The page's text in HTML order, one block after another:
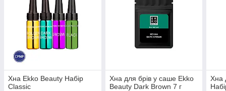
Хна Ekko Beauty Набір
Classic
Хна для брів у саше Ekko
Beauty Dark Brown 7 г
Хна